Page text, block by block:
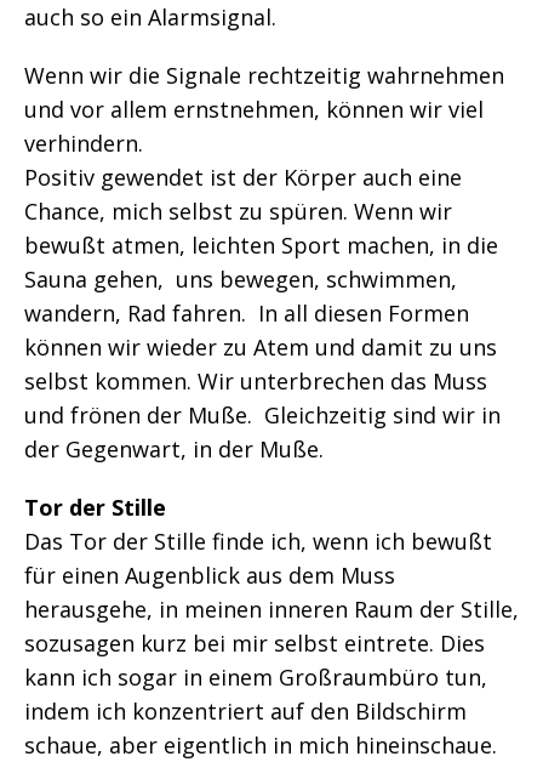
auch so ein Alarmsignal.
Wenn wir die Signale rechtzeitig wahrnehmen
und vor allem ernstnehmen, können wir viel
verhindern.
Positiv gewendet ist der Körper auch eine
Chance, mich selbst zu spüren. Wenn wir
bewußt atmen, leichten Sport machen, in die
Sauna gehen, uns bewegen, schwimmen,
wandern, Rad fahren. In all diesen Formen
können wir wieder zu Atem und damit zu uns
selbst kommen. Wir unterbrechen das Muss
und frönen der Muße. Gleichzeitig sind wir in
der Gegenwart, in der Muße.
Tor der Stille
Das Tor der Stille finde ich, wenn ich bewußt
für einen Augenblick aus dem Muss
herausgehe, in meinen inneren Raum der Stille,
sozusagen kurz bei mir selbst eintrete. Dies
kann ich sogar in einem Großraumbüro tun,
indem ich konzentriert auf den Bildschirm
schaue, aber eigentlich in mich hineinschaue.